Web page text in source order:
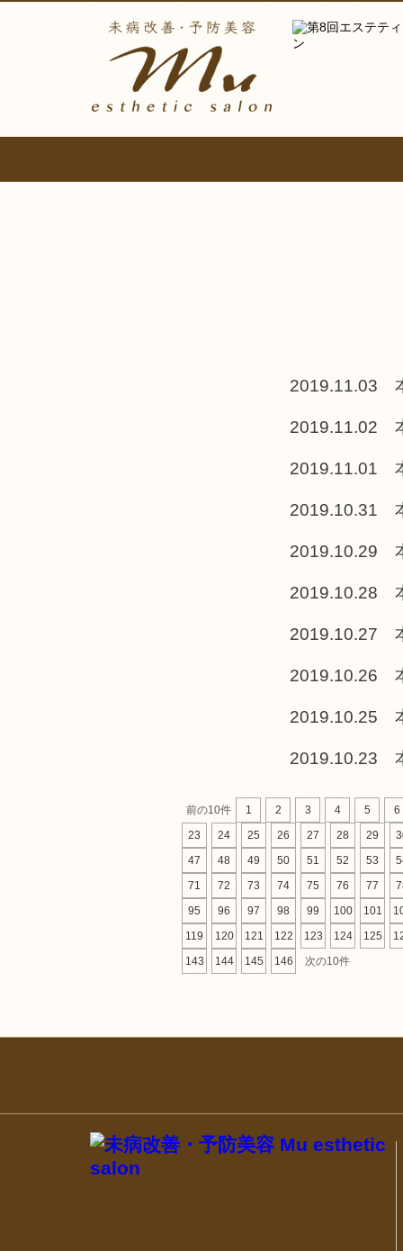
2019.11.03
2019.11.02
2019.11.01
2019.10.31
2019.10.29
2019.10.28
2019.10.27
2019.10.26
2019.10.25
2019.10.23
前の10件 1 2 3 4 5
6
23
24 25 26 27 28 29
47
48 49 50 51 52 53
71
72 73 74 75 76 77
95
96 97 98 99 100 101
119
120 121 122 123 124 125
143
144 145 146 次の10件